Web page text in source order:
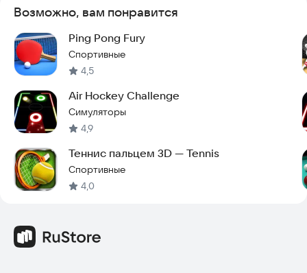
Возможно, вам понравится
Ping Pong Fury
Спортивные
4,5
Air Hockey Challenge
Симуляторы
4,9
Теннис пальцем 3D — Tennis
Спортивные
4,0